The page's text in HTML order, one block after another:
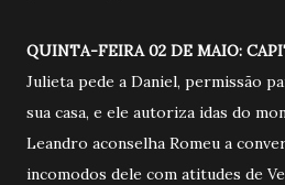
QUINTA-FEIRA 02 DE MAIO:
Julieta pede a Daniel, permissão
sua casa, e ele autoriza idas do
Leandro aconselha Romeu a
incomodos dele com atitudes de